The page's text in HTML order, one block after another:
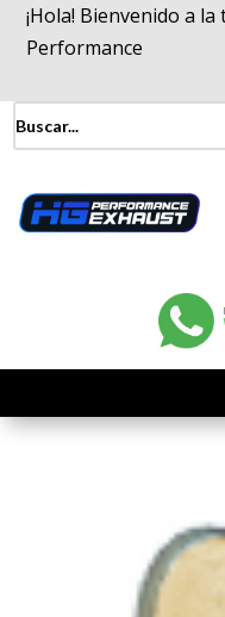
¡Hola! Bienvenido a
Performance